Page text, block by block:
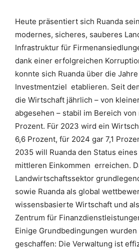
Heute präsentiert sich Ruanda
modernes, sicheres, sauberes
Infrastruktur für
dank einer erfolgreichen
konnte sich Ruanda über die
Investmentziel etablieren. Seit
die Wirtschaft jährlich – von
abgesehen – stabil im Bereich
Prozent. Für 2023 wird ein
6,6 Prozent, für 2024 gar 7,1
2035 will Ruanda den Status
mittleren Einkommen erreichen.
Landwirtschaftssektor
sowie Ruanda als global
wissensbasierte Wirtschaft und
Zentrum für
Einige Grundbedingungen
geschaffen: Die Verwaltung ist